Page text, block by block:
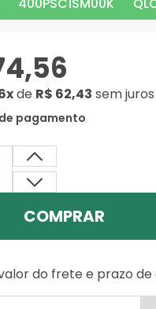
de R$ 62,43 sem juros
pagamento
COMPRAR
do frete e prazo